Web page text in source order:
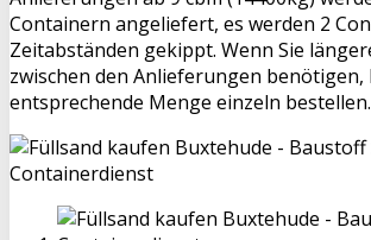
Containern angeliefert, es werden 2
Zeitabständen gekippt. Wenn Sie
zwischen den Anlieferungen benötigen,
entsprechende Menge einzeln bestellen.